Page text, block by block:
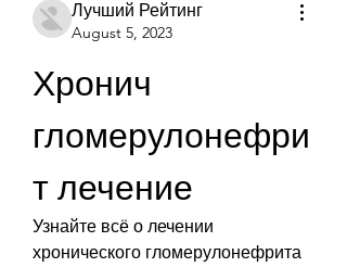
Лучший Рейтинг
August 5, 2023
Хронич
гломерулонефри
т лечение
Узнайте всё о лечении
хронического гломерулонефрита